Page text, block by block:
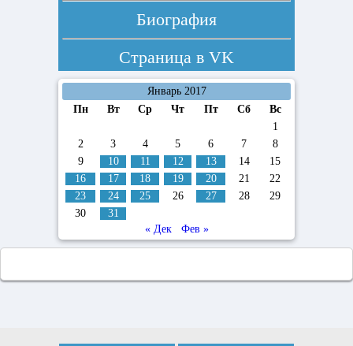
Биография
Страница в VK
Январь 2017
Пн
Вт Ср Чт Пт Сб
Вс
1
2
3 4 5 6 7
8
9
10 11 12 13 14
15
16
17 18 19 20 21
22
23
24 25 26 27 28
29
30
31
« Дек
Фев »